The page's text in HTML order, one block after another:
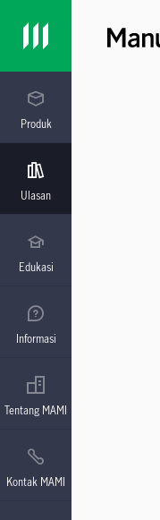
Produk
Ulasan
Edukasi
Informasi
Tentang MAMI
Kontak MAMI